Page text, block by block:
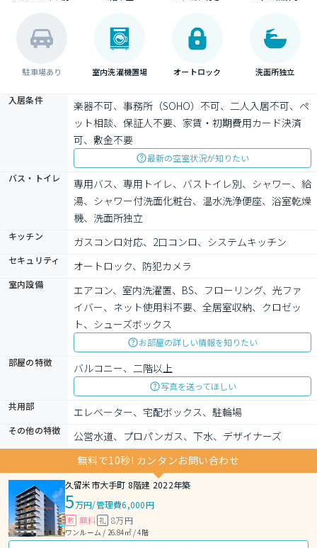
駐車場あり 室内洗濯機置場 オートロック 洗面所独立
入居条件
楽器不可、事務所（SOHO）不可、二人入居不可、ペ
ット相談、保証人不要、家賃・初期費用カード決済
可、敷金不要
最新の空室状況が知りたい
バス・トイレ
専用バス、専用トイレ、バストイレ別、シャワー、給
湯、シャワー付洗面化粧台、温水洗浄便座、浴室乾燥
機、洗面所独立
キッチン ガスコンロ対応、2口コンロ、システムキッチン
セキュリティ オートロック、防犯カメラ
室内設備
エアコン、室内洗濯置、BS、フローリング、光ファ
イバー、ネット使用料不要、全居室収納、クロゼッ
ト、シューズボックス
お部屋の詳しい情報を知りたい
部屋の特徴
バルコニー、二階以上
写真を送ってほしい
共用部
エレベーター、宅配ボックス、駐輪場
その他の特徴
公営水道、プロパンガス、下水、デザイナーズ
無料で10秒! カンタンお問い合わせ
久留米市大手町 8階建 2022年築
5万円/管理費6,000円
敷 無料 礼 8万円
ワンルーム / 26.84㎡ / 4階